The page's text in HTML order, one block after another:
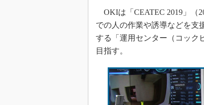
OKIは「CEATEC 2019」（
での人の作業や誘導などを支
する「運用センター（コック
目指す。